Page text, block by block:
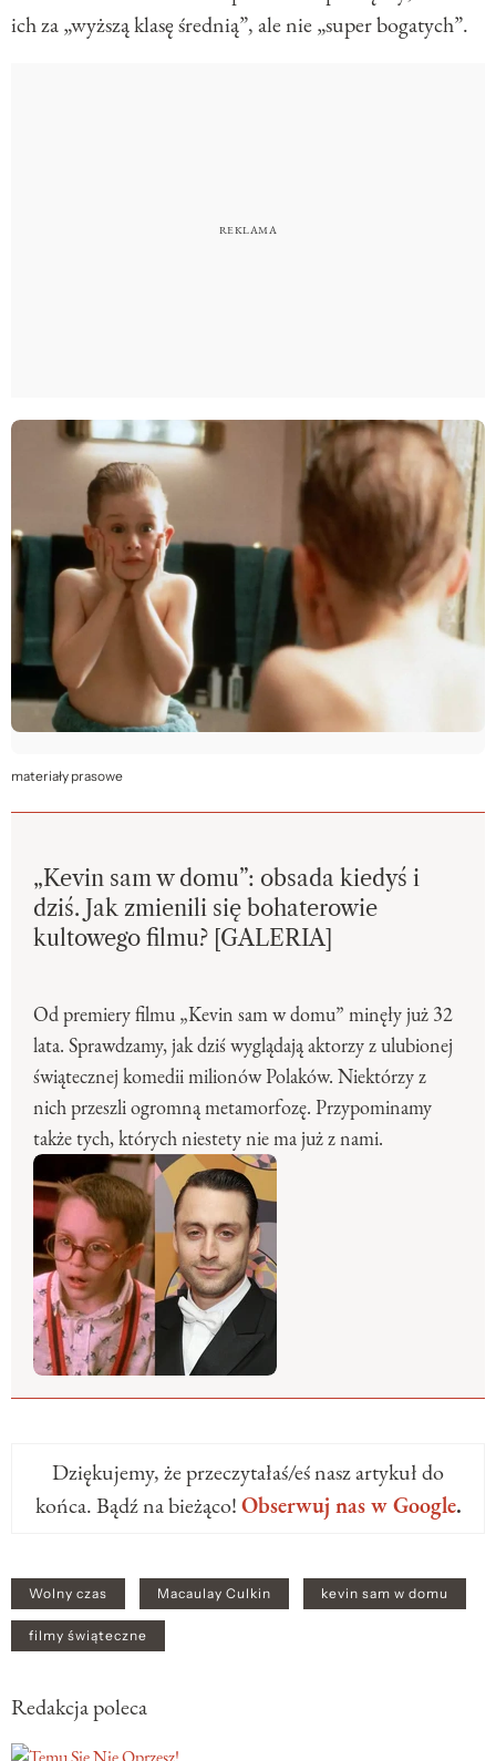
ich za „wyższą klasę średnią”, ale nie „super bogatych”.
materiały prasowe
„Kevin sam w domu”: obsada kiedyś i
dziś. Jak zmienili się bohaterowie
kultowego filmu? [GALERIA]
Od premiery filmu „Kevin sam w domu” minęły już 32
lata. Sprawdzamy, jak dziś wyglądają aktorzy z ulubionej
świątecznej komedii milionów Polaków. Niektórzy z
nich przeszli ogromną metamorfozę. Przypominamy
także tych, których niestety nie ma już z nami.
Dziękujemy, że przeczytałaś/eś nasz artykuł do
końca. Bądź na bieżąco!Obserwuj nas w Google.
Wolny czas Macaulay Culkin kevin sam w domu
filmy świąteczne
Redakcja poleca